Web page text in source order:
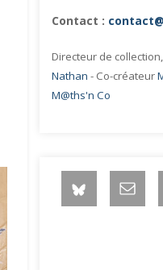
Contact :
Directeur de
Nathan - Co-créateur
M@ths'n Co